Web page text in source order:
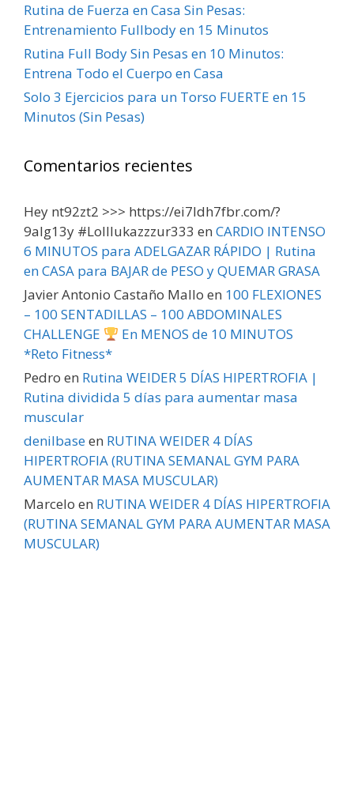
Rutina de Fuerza en Casa Sin Pesas:
Entrenamiento Fullbody en 15 Minutos
Rutina Full Body Sin Pesas en 10 Minutos:
Entrena Todo el Cuerpo en Casa
Solo 3 Ejercicios para un Torso FUERTE en 15
Minutos (Sin Pesas)
Comentarios recientes
Hey nt92zt2 >>> https://ei7ldh7fbr.com/?
9alg13y #Lolllukazzzur333 en CARDIO INTENSO
6 MINUTOS para ADELGAZAR RÁPIDO | Rutina
en CASA para BAJAR de PESO y QUEMAR GRASA
Javier Antonio Castaño Mallo en 100 FLEXIONES
– 100 SENTADILLAS – 100 ABDOMINALES
CHALLENGE
En MENOS de 10 MINUTOS
*Reto Fitness*
Pedro en Rutina WEIDER 5 DÍAS HIPERTROFIA |
Rutina dividida 5 días para aumentar masa
muscular
denilbaseen RUTINA WEIDER 4 DÍAS
HIPERTROFIA (RUTINA SEMANAL GYM PARA
AUMENTAR MASA MUSCULAR)
Marcelo en RUTINA WEIDER 4 DÍAS HIPERTROFIA
(RUTINA SEMANAL GYM PARA AUMENTAR MASA
MUSCULAR)